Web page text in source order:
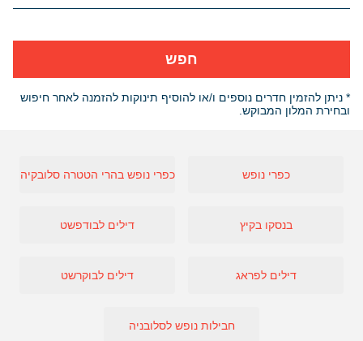
חפש
* ניתן להזמין חדרים נוספים ו/או להוסיף תינוקות להזמנה לאחר חיפוש
ובחירת המלון המבוקש.
כפרי נופש כפרי נופש בהרי הטטרה סלובקיה
בנסקו בקיץ דילים לבודפשט
דילים לפראג דילים לבוקרשט
חבילות נופש לסלובניה